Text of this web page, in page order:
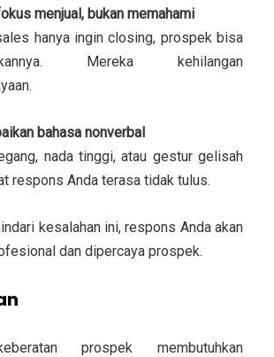
menjual, bukan memahami
hanya ingin closing, prospek bisa
Mereka kehilangan
bahasa nonverbal
nada tinggi, atau gestur gelisah
respons Anda terasa tidak tulus.
kesalahan ini, respons Anda akan
dan dipercaya prospek.
prospek membutuhkan